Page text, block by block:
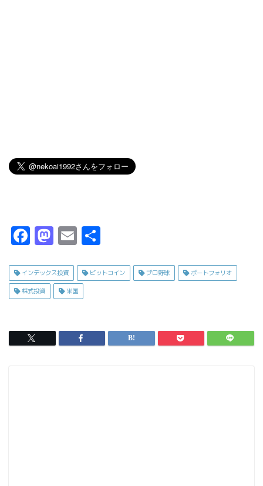
F
c
e
o
o
M
s
t
d
o
E
ai
l
インデックス投資 ビットコイン プロ野球 ポートフォリオ
株式投資 米国